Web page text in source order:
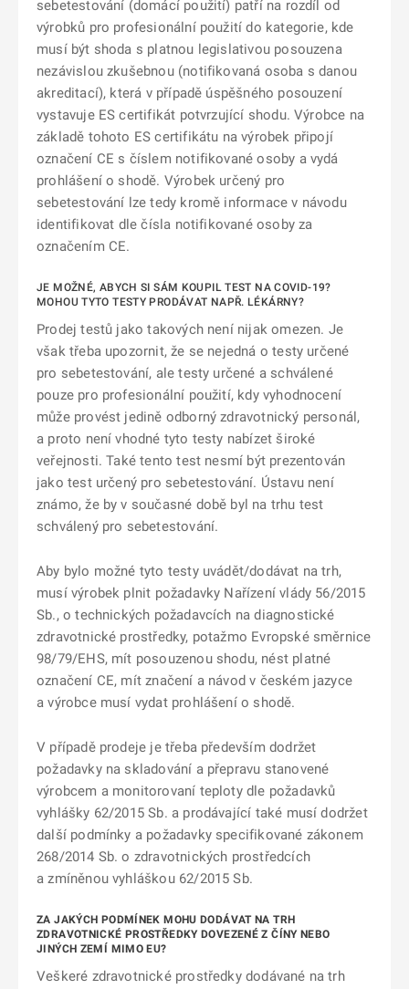
sebetestování (domácí použití) patří na rozdíl od
výrobků pro profesionální použití do kategorie, kde
musí být shoda s platnou legislativou posouzena
nezávislou zkušebnou (notifikovaná osoba s danou
akreditací), která v případě úspěšného posouzení
vystavuje ES certifikát potvrzující shodu. Výrobce na
základě tohoto ES certifikátu na výrobek připojí
označení CE s číslem notifikované osoby a vydá
prohlášení o shodě. Výrobek určený pro
sebetestování lze tedy kromě informace v návodu
identifikovat dle čísla notifikované osoby za
označením CE.
JE MOŽNÉ, ABYCH SI SÁM KOUPIL TEST NA COVID-19?
MOHOU TYTO TESTY PRODÁVAT NAPŘ. LÉKÁRNY?
Prodej testů jako takových není nijak omezen. Je
však třeba upozornit, že se nejedná o testy určené
pro sebetestování, ale testy určené a schválené
pouze pro profesionální použití, kdy vyhodnocení
může provést jedině odborný zdravotnický personál,
a proto není vhodné tyto testy nabízet široké
veřejnosti. Také tento test nesmí být prezentován
jako test určený pro sebetestování. Ústavu není
známo, že by v současné době byl na trhu test
schválený pro sebetestování.
Aby bylo možné tyto testy uvádět/dodávat na trh,
musí výrobek plnit požadavky Nařízení vlády 56/2015
Sb., o technických požadavcích na diagnostické
zdravotnické prostředky, potažmo Evropské směrnice
98/79/EHS, mít posouzenou shodu, nést platné
označení CE, mít značení a návod v českém jazyce
a výrobce musí vydat prohlášení o shodě.
V případě prodeje je třeba především dodržet
požadavky na skladování a přepravu stanovené
výrobcem a monitorovaní teploty dle požadavků
vyhlášky 62/2015 Sb. a prodávající také musí dodržet
další podmínky a požadavky specifikované zákonem
268/2014 Sb. o zdravotnických prostředcích
a zmíněnou vyhláškou 62/2015 Sb.
ZA JAKÝCH PODMÍNEK MOHU DODÁVAT NA TRH
ZDRAVOTNICKÉ PROSTŘEDKY DOVEZENÉ Z ČÍNY NEBO
JINÝCH ZEMÍ MIMO EU?
Veškeré zdravotnické prostředky dodávané na trh